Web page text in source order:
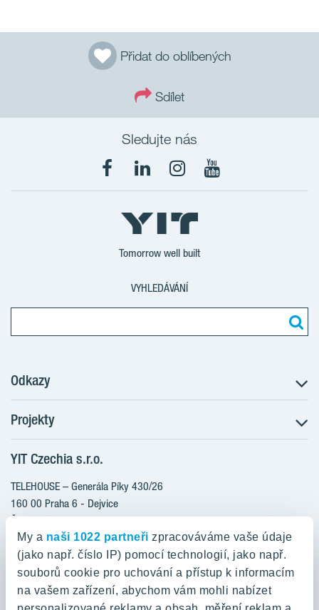
My a naši 1022 partneři zpracováváme vaše údaje
(jako např. číslo IP) pomocí technologií, jako např.
souborů cookie pro uchování a přístup k informacím
na vašem zařízení, abychom vám mohli nabízet
Přidat do oblíbených
Sdílet
Sledujte nás
Tomorrow well built
VYHLEDÁVÁNÍ
Odkazy
Postup koupě
Klientské změny
Aktuality
Blog
Kariéra
O nás
YIT PLUS
Projekty
RANTA Barrandov III
RANTA Barrandov IV
TOIVO Roztyly II
KALEVALA
VIRTA Kladno
KATTILA Kamýk
YIT Czechia s.r.o.
TELEHOUSE – Generála Píky 430/26
160 00 Praha 6 - Dejvice
Česká republika
800 200 666
domov@yit.cz